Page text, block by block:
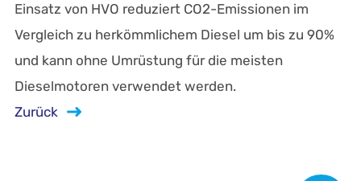
Einsatz von HVO reduziert CO2-Emissionen im
Vergleich zu herkömmlichem Diesel um bis zu 90%
und kann ohne Umrüstung für die meisten
Dieselmotoren verwendet werden.
Zurück